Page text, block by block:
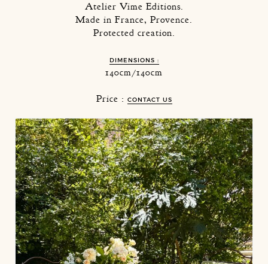
Atelier Vime Editions.
Made in France, Provence.
Protected creation.
DIMENSIONS :
140cm/140cm
Price : CONTACT US